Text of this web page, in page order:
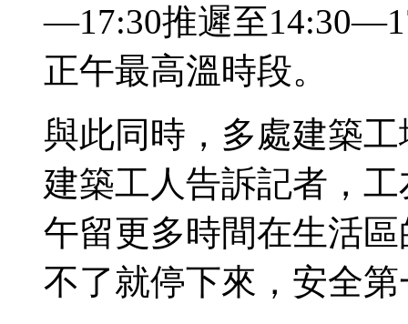
—17:30推遲至
正午最高溫時段。
與此同時，多處建築
建築工人告訴記者，
午留更多時間在生活
不了就停下來，安全第